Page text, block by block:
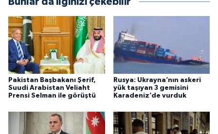
Pakistan Başbakanı Şerif,
Suudi Arabistan Veliaht
Prensi Selman ile görüştü
Rusya: Ukrayna’nın askeri
yük taşıyan 3 gemisini
Karadeniz’de vurduk